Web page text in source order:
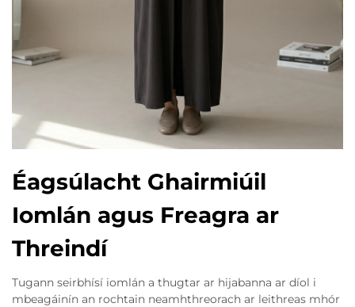
Éagsúlacht Ghairmiúil
Iomlán agus Freagra ar
Threindí
Tugann seirbhísí iomlán a thugtar ar hijabanna ar díol i
mbeagáinín an rochtain neamhthreorach ar leithreas mhór